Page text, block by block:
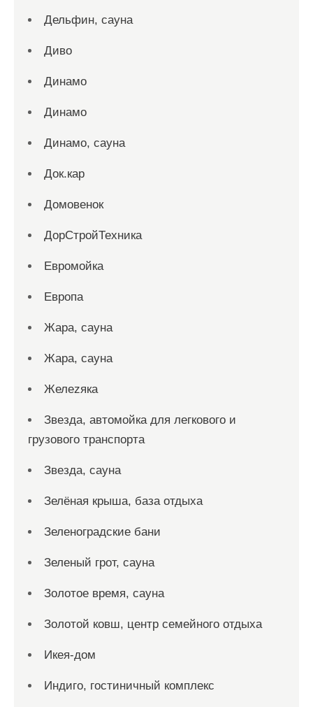
Дельфин, сауна
Диво
Динамо
Динамо
Динамо, сауна
Док.кар
Домовенок
ДорСтройТехника
Евромойка
Европа
Жара, сауна
Жара, сауна
Желеzяка
Звезда, автомойка для легкового и
грузового транспорта
Звезда, сауна
Зелёная крыша, база отдыха
Зеленоградские бани
Зеленый грот, сауна
Золотое время, сауна
Золотой ковш, центр семейного отдыха
Икея-дом
Индиго, гостиничный комплекс